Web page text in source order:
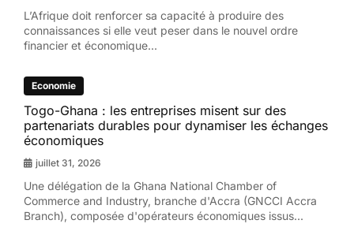
L’Afrique doit renforcer sa capacité à produire des
connaissances si elle veut peser dans le nouvel ordre
financier et économique...
Economie
Togo-Ghana : les entreprises misent sur des
partenariats durables pour dynamiser les échanges
économiques
juillet 31, 2026
Une délégation de la Ghana National Chamber of
Commerce and Industry, branche d'Accra (GNCCI Accra
Branch), composée d'opérateurs économiques issus...